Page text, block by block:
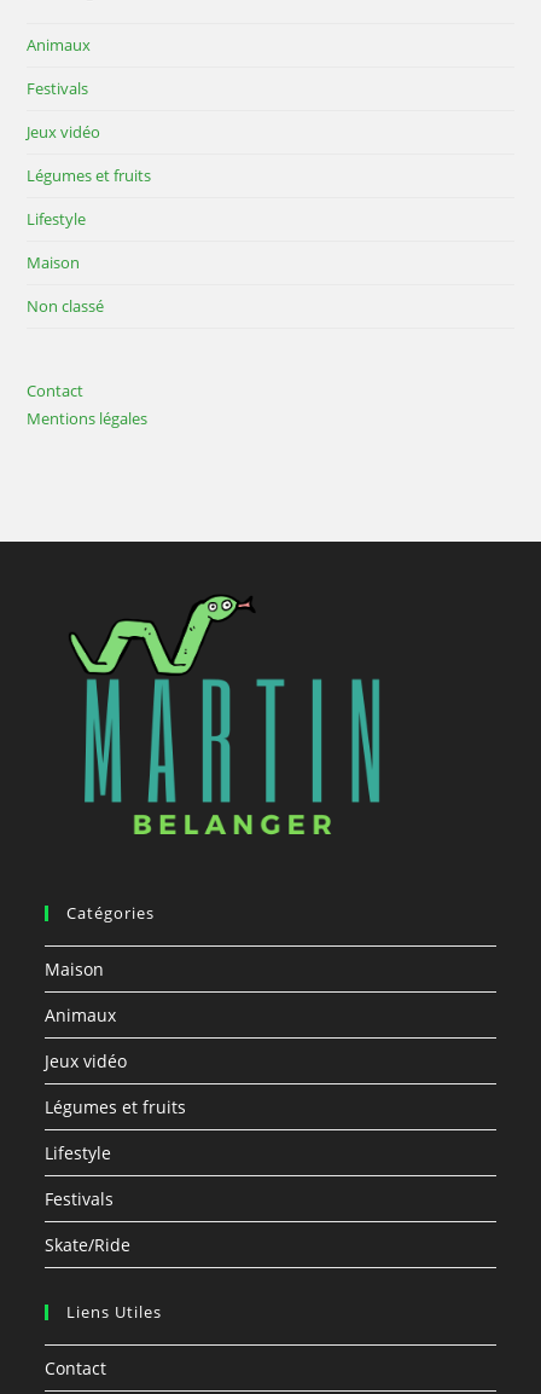
Animaux
Festivals
Jeux vidéo
Légumes et fruits
Lifestyle
Maison
Non classé
Contact
Mentions légales
Catégories
Maison
Animaux
Jeux vidéo
Légumes et fruits
Lifestyle
Festivals
Skate/Ride
Liens Utiles
Contact